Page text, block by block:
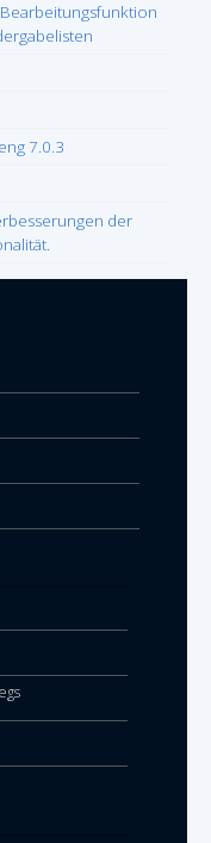
7.0.3
der